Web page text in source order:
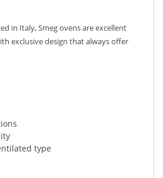
in Italy, Smeg ovens are excellent
exclusive design that always offer
type